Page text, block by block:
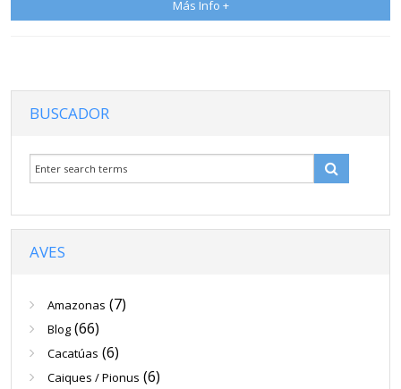
Más Info +
BUSCADOR
AVES
Amazonas (7)
Blog (66)
Cacatúas (6)
Caiques / Pionus (6)